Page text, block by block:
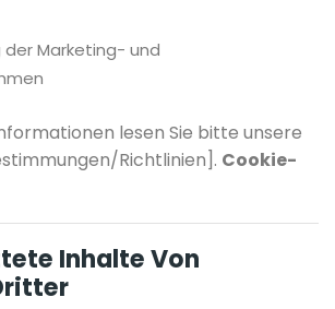
Marketing- und
lesen Sie bitte unsere
Richtlinien]. Cookie-
Inhalte Von